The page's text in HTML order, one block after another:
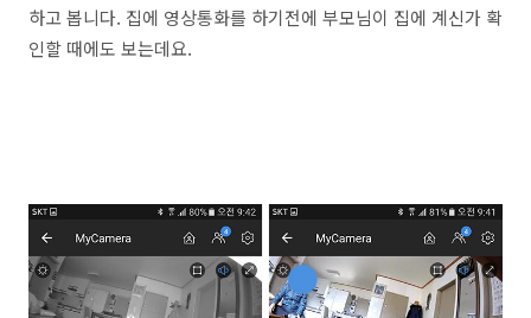
하고 봅니다. 집에 영상통화를 하기전에 부모님이 집에 계신가 확
인할 때에도 보는데요.